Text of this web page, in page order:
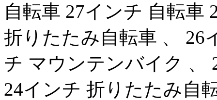
自転車 27インチ 自転車
折りたたみ自転車 、 26
チ マウンテンバイク 、
24インチ 折りたたみ自